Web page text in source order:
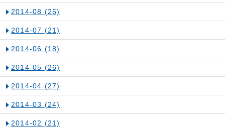
2014-08 (25)
2014-07 (21)
2014-06 (18)
2014-05 (26)
2014-04 (27)
2014-03 (24)
2014-02 (21)